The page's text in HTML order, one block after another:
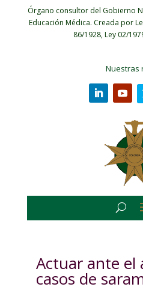
Órgano consultor del Gobierno
Educación Médica. Creada por
86/1928, Ley 02/
Nuestras
Actuar ante el
casos de